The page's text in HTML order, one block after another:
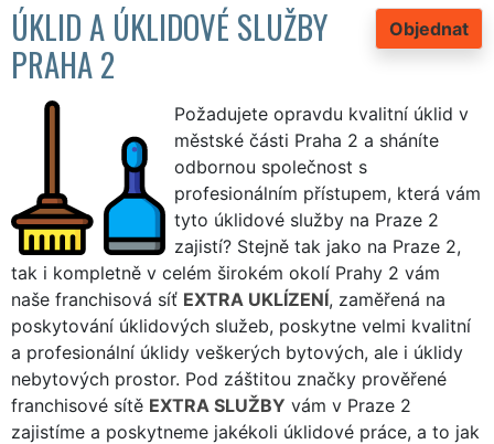
Objednat
ÚKLID A ÚKLIDOVÉ SLUŽBY
PRAHA 2
Požadujete opravdu kvalitní úklid v
městské části Praha 2 a sháníte
odbornou společnost s
profesionálním přístupem, která vám
tyto úklidové služby na Praze 2
zajistí? Stejně tak jako na Praze 2,
tak i kompletně v celém širokém okolí Prahy 2 vám
naše franchisová síť EXTRA UKLÍZENÍ, zaměřená na
poskytování úklidových služeb, poskytne velmi kvalitní
a profesionální úklidy veškerých bytových, ale i úklidy
nebytových prostor. Pod záštitou značky prověřené
franchisové sítě EXTRA SLUŽBY vám v Praze 2
zajistíme a poskytneme jakékoli úklidové práce, a to jak